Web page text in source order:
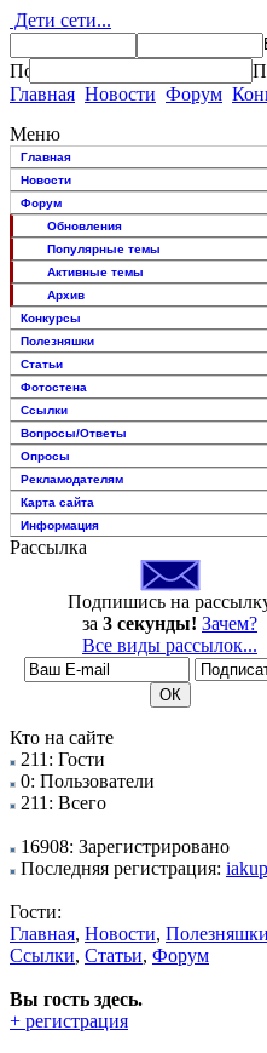
Дети сети...
Главная Новости Форум
Меню
Главная
Новости
Форум
Обновления
Популярные темы
Активные темы
Архив
Конкурсы
Полезняшки
Статьи
Фотостена
Ссылки
Вопросы/Ответы
Опросы
Рекламодателям
Карта сайта
Информация
Рассылка
Подпишись на
за 3 секунды! Зачем?
Все виды рассылок...
Кто на сайте
211: Гости
0: Пользователи
211: Всего
16908: Зарегистрировано
Последняя регистрация:
Гости:
Главная, Новости, Полезняшки
Ссылки, Статьи, Форум
Вы гость здесь.
+ регистрация